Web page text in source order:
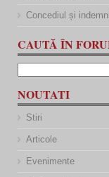
Concediul și
CAUTĂ ÎN
NOUTATI
Stiri
Articole
Evenimente